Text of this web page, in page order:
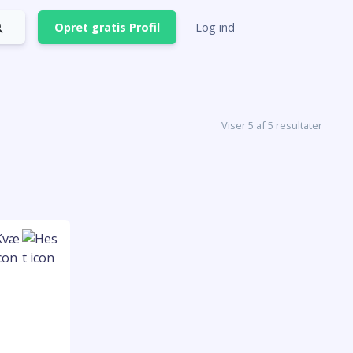
Opret gratis Profil Log ind
Viser 5 af 5 resultater